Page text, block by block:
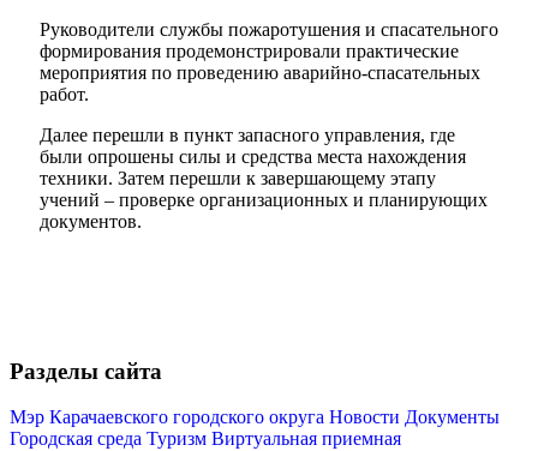
Руководители службы пожаротушения и спасательного
формирования продемонстрировали практические
мероприятия по проведению аварийно-спасательных
работ.
Далее перешли в пункт запасного управления, где
были опрошены силы и средства места нахождения
техники. Затем перешли к завершающему этапу
учений – проверке организационных и планирующих
документов.
Разделы сайта
Мэр Карачаевского городского округа Новости Документы
Городская среда Туризм Виртуальная приемная
Туризм